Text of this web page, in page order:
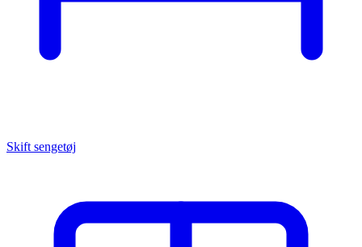
Skift sengetøj